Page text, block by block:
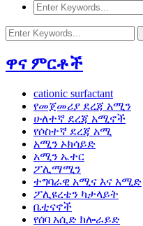
ዋና ምርቶች
cationic surfactant
የመጀመሪያ ደረጃ አሚን
ሁለተኛ ደረጃ አሚኖች
የሶስተኛ ደረጃ አሚ
አሚን ኦክሳይድ
አሚን ኤተር
ፖሊማሚን
ተግባራዊ አሚና እና አሚድ
ፖሊዩረቴን ካታላይት
ቤቲናኖች
የሰባ አሲድ ክሎራይድ